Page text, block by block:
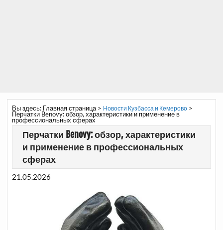
Вы здесь: Главная страница> Новости Кузбасса и Кемерово>
Перчатки Benovy: обзор, характеристики и применение в
профессиональных сферах
Перчатки Benovy: обзор, характеристики
и применение в профессиональных
сферах
21.05.2026